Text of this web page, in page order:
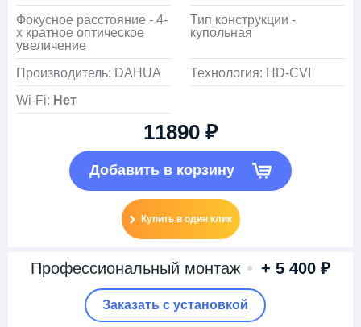
Фокусное расстояние - 4-
х кратное оптическое
увеличение
Тип конструкции -
купольная
Производитель: DAHUA
Технология: HD-CVI
Wi-Fi: Нет
11890 ₽
Добавить в корзину
Купить в один клик
Профессиональный монтаж + 5 400 ₽
Заказать c установкой